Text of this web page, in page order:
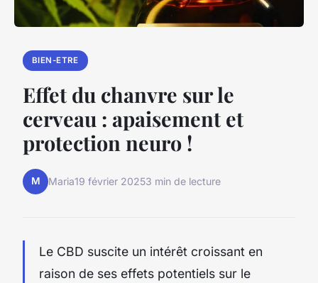
BIEN-ETRE
Effet du chanvre sur le
cerveau : apaisement et
protection neuro !
M Maria19 février 20253 min de lecture
Le CBD suscite un intérêt croissant en
raison de ses effets potentiels sur le